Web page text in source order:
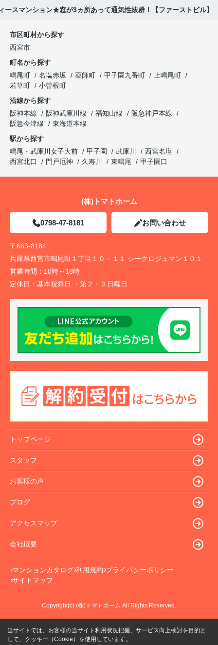
ースマンション★窓が3ヵ所あって通気性抜群！【ファーストビル】
市区町村から探す
西宮市
町名から探す
鳴尾町
名塩赤坂 薬師町 甲子園九番町
上鳴尾町
若草町
小曽根町
沿線から探す
阪神本線
阪神武庫川線 福知山線
阪急神戸本線
阪急今津線
東海道本線
駅から探す
鳴尾・武庫川女子大前
甲子園 武庫川
西宮名塩
西宮北口
門戸厄神 久寿川 東鳴尾 甲子園口
(株)トマトホーム
0798-47-8181 お問い合わせ
〒663-8184
兵庫県西宮市鳴尾町１丁目１０－１１ シークロジュマン１０１
営業時間： 10時～18時
定休日： 基本祝祭日 ・第２・３日曜日
トップページ
スタッフ
お客様の声
ブログ
アクセスマップ
会社概要
マンションカタログ 利用規約 プライバシーポリシー
サイトマップ
Copyright(c) (株)トマトホーム All Rights Reserved.
当サイトでは、お客様の当サイト利用状況把握、サービス向上検討を目的と
して、クッキー（Cookie）を使用しています。